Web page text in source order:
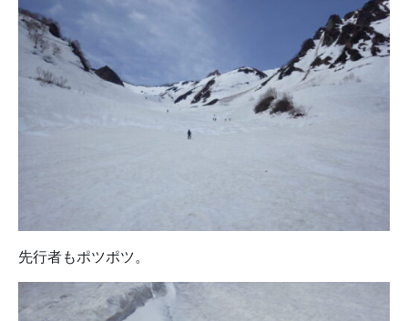
先行者もポツポツ。